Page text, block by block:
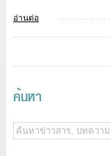
อ่านต่อ
ค้นหา